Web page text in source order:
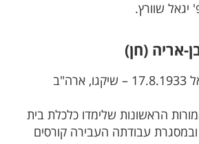
יגאל שוורץ.
אריה (חן)
(ירושלים, ארץ ישראל 17.8.1933 – שיקגו, ארה"ב
הראשונות שלימדו כלכלת בית
עבודתה העבירה קורסים